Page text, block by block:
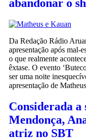
abandonar o
Da Redação Rádio
apresentação após mal-
o que realmente
êxtase. O evento
ser uma noite
apresentação de
Considerada
Mendonça,
atriz no SBT